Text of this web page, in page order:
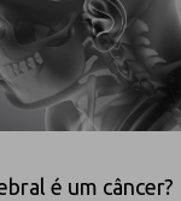
é um câncer?